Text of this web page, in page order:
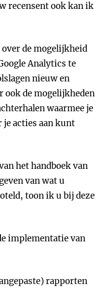
recensent ook kan ik
de mogelijkheid
Analytics te
nieuw en
ook de mogelijkheden
waarmee je
acties aan kunt
het handboek van
van wat u
toon ik u bij deze
implementatie van
rapporten